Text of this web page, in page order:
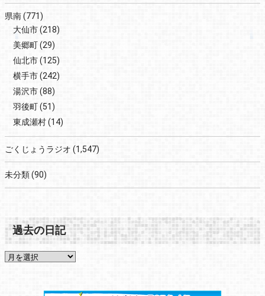
県南(771)
大仙市(218)
美郷町(29)
仙北市(125)
横手市(242)
湯沢市(88)
羽後町(51)
東成瀬村(14)
ごくじょうラジオ (1,547)
未分類(90)
過去の日記